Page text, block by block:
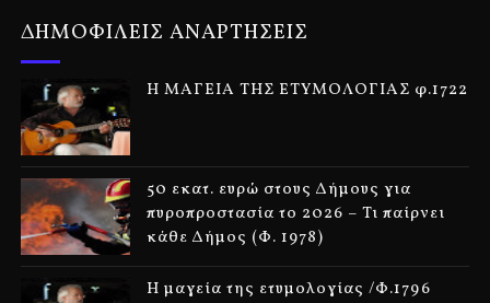
ΔΗΜΟΦΙΛΕΙΣ ΑΝΑΡΤΗΣΕΙΣ
Η ΜΑΓΕΙΑ ΤΗΣ ΕΤΥΜΟΛΟΓΙΑΣ φ.1722
50 εκατ. ευρώ στους Δήμους για
πυροπροστασία το 2026 – Τι παίρνει
κάθε Δήμος (Φ. 1978)
Η μαγεία της ετυμολογίας /Φ.1796